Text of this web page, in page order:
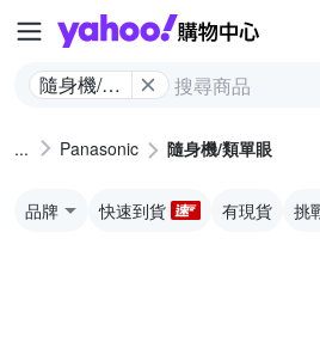
隨身機/類
Panasonic 隨身機/類單眼
品牌 快速到貨 有現貨 挑